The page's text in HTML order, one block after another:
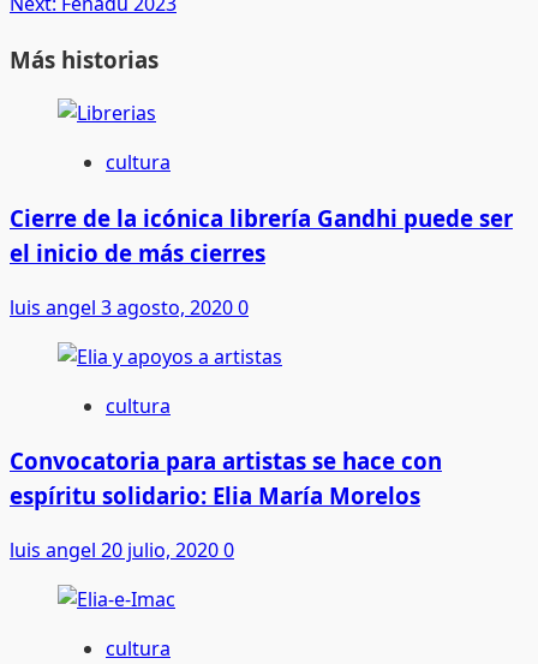
Más historias
cultura
Cierre de la icónica librería Gandhi puede ser
el inicio de más cierres
luis angel 3 agosto, 20200
cultura
Convocatoria para artistas se hace con
espíritu solidario: Elia María Morelos
luis angel 20 julio, 20200
cultura